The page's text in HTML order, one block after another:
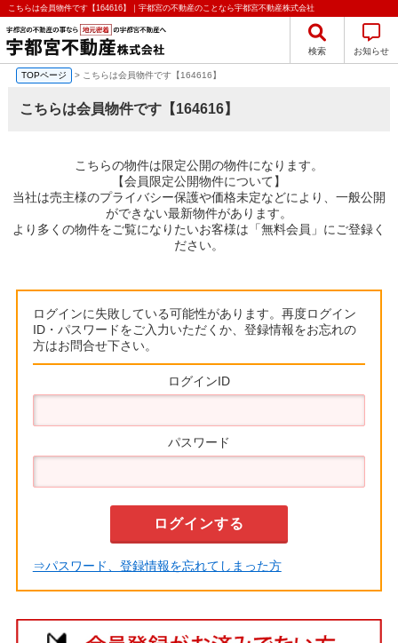
こちらは会員物件です【164616】｜宇都宮の不動産のことなら宇都宮不動産株式会社
検索 お知らせ
TOPページ > こちらは会員物件です【164616】
こちらは会員物件です【164616】
こちらの物件は限定公開の物件になります。
【会員限定公開物件について】
当社は売主様のプライバシー保護や価格未定などにより、一般公開
ができない最新物件があります。
より多くの物件をご覧になりたいお客様は「無料会員」にご登録く
ださい。
ログインに失敗している可能性があります。再度ログイン
ID・パスワードをご入力いただくか、登録情報をお忘れの
方はお問合せ下さい。
ログインID
パスワード
⇒パスワード、登録情報を忘れてしまった方